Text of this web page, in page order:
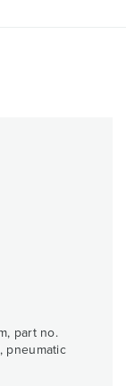
part no.
pneumatic